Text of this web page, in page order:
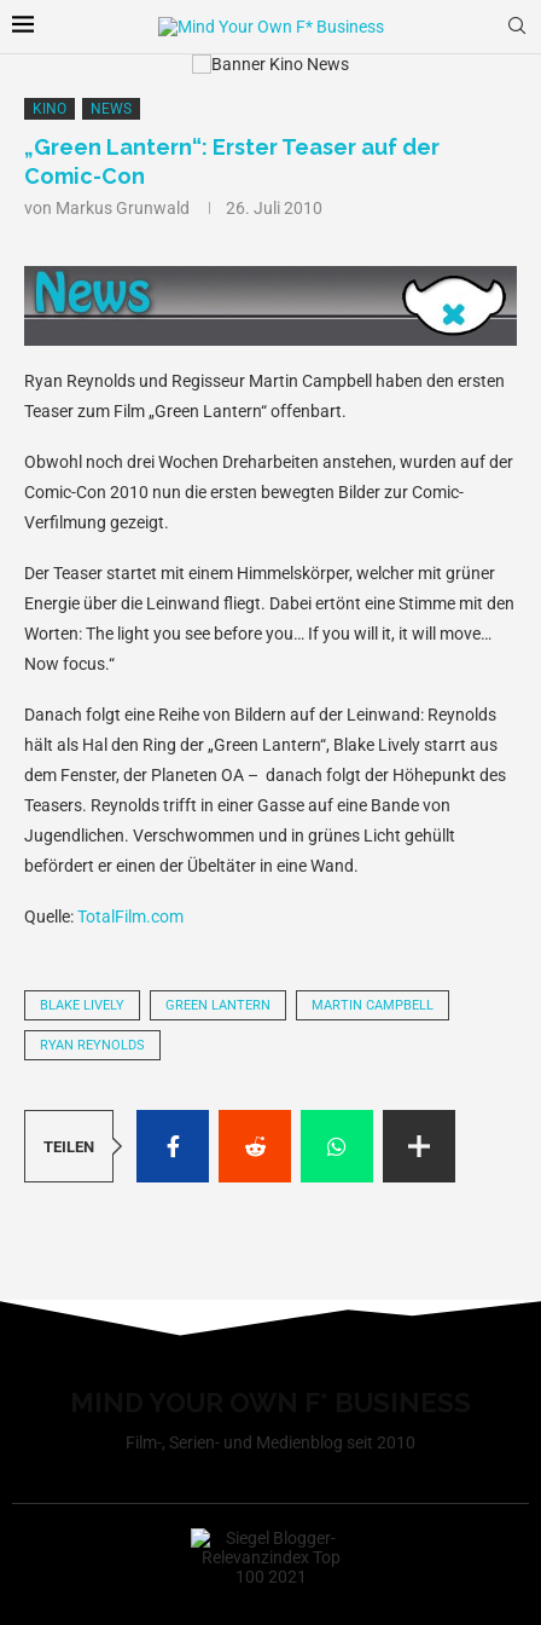
KINO NEWS
„Green Lantern“: Erster Teaser auf der
Comic-Con
von Markus Grunwald 26. Juli 2010
Ryan Reynolds und Regisseur Martin Campbell haben den ersten
Teaser zum Film „Green Lantern“ offenbart.
Obwohl noch drei Wochen Dreharbeiten anstehen, wurden auf der
Comic-Con 2010 nun die ersten bewegten Bilder zur Comic-
Verfilmung gezeigt.
Der Teaser startet mit einem Himmelskörper, welcher mit grüner
Energie über die Leinwand fliegt. Dabei ertönt eine Stimme mit den
Worten: The light you see before you… If you will it, it will move…
Now focus.“
Danach folgt eine Reihe von Bildern auf der Leinwand: Reynolds
hält als Hal den Ring der „Green Lantern“, Blake Lively starrt aus
dem Fenster, der Planeten OA – danach folgt der Höhepunkt des
Teasers. Reynolds trifft in einer Gasse auf eine Bande von
Jugendlichen. Verschwommen und in grünes Licht gehüllt
befördert er einen der Übeltäter in eine Wand.
Quelle:TotalFilm.com
BLAKE LIVELY GREEN LANTERN MARTIN CAMPBELL
RYAN REYNOLDS
TEILEN
Film-, Serien- und Medienblog seit 2010